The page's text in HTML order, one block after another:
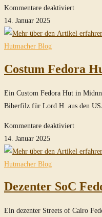
Kommentare deaktiviertfür
SoC
True-
14. Januar 2025
Hutmacher Blog
Costum Fedora
Ein Custom Fedora Hut in
Biberfilz für Lord H. aus den
Kommentare deaktiviertfür
Fedora
Midnight
14. Januar 2025
Hutmacher Blog
Dezenter SoC
Ein dezenter Streets of Cairo